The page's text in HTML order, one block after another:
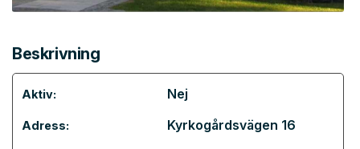
Beskrivning
Aktiv: Nej
Adress: Kyrkogårdsvägen 16